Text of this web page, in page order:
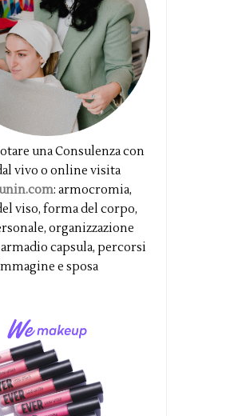
una Consulenza con
vivo o online visita
: armocromia,
viso, forma del corpo,
organizzazione
capsula, percorsi
e sposa